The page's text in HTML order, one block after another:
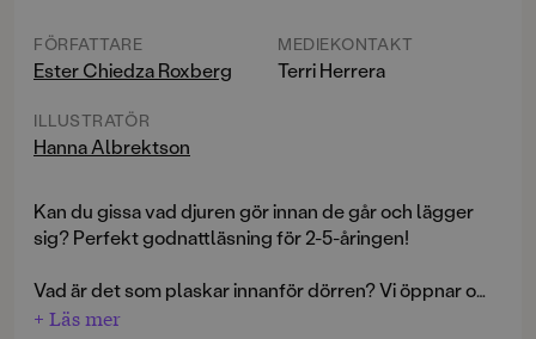
FÖRFATTARE
Ester Chiedza Roxberg
ILLUSTRATÖR
Hanna Albrektson
MEDIEKONTAKT
Terri Herrera
Kan du gissa vad djuren gör innan de går och lägger
sig? Perfekt godnattläsning för 2-5-åringen!
Vad är det som plaskar innanför dörren? Vi öppnar och
tittar in. Aha! Det är bara grodorna som tar ett skumbad
+ Läs mer